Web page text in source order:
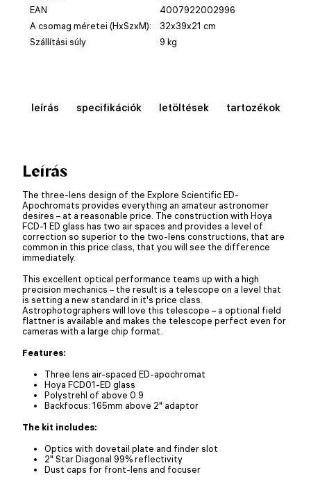
EAN
4007922002996
A csomag méretei (HxSzxM):
32x39x21 cm
Szállítási súly
9 kg
leírás specifikációk letöltések tartozékok
Leírás
The three-lens design of the Explore Scientific ED-
Apochromats provides everything an amateur astronomer
desires – at a reasonable price. The construction with Hoya
FCD-1 ED glass has two air spaces and provides a level of
correction so superior to the two-lens constructions, that are
common in this price class, that you will see the difference
immediately.
This excellent optical performance teams up with a high
precision mechanics – the result is a telescope on a level that
is setting a new standard in it's price class.
Astrophotographers will love this telescope – a optional field
flattner is available and makes the telescope perfect even for
cameras with a large chip format.
Features:
Three lens air-spaced ED-apochromat
Hoya FCD01-ED glass
Polystrehl of above 0.9
Backfocus: 165mm above 2" adaptor
The kit includes:
Optics with dovetail plate and finder slot
2" Star Diagonal 99% reflectivity
Dust caps for front-lens and focuser